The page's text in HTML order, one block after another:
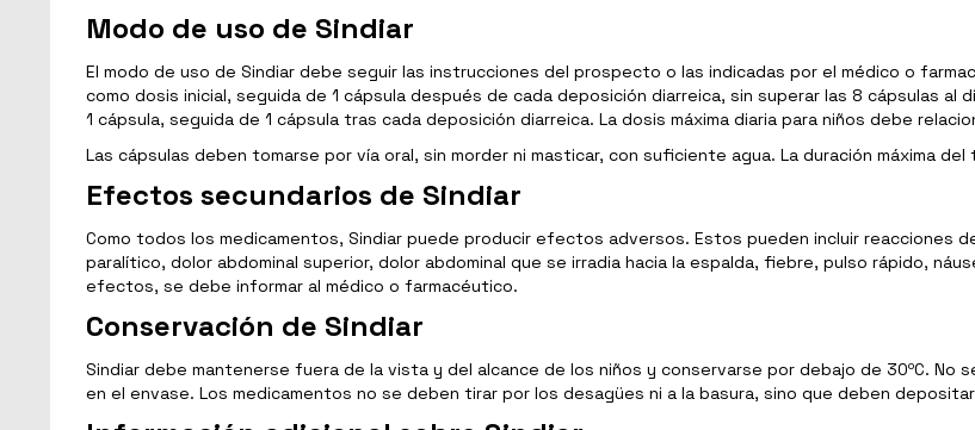
Modo de uso de Sindiar
El modo de uso de Sindiar debe seguir las instrucciones del prospecto o las indicadas por el médico o
como dosis inicial, seguida de 1 cápsula después de cada deposición diarreica, sin superar las 8 cápsulas al
1 cápsula, seguida de 1 cápsula tras cada deposición diarreica. La dosis máxima diaria para niños debe
Las cápsulas deben tomarse por vía oral, sin morder ni masticar, con suficiente agua. La duración máxima
Efectos secundarios de Sindiar
Como todos los medicamentos, Sindiar puede producir efectos adversos. Estos pueden incluir reacciones
paralítico, dolor abdominal superior, dolor abdominal que se irradia hacia la espalda, fiebre, pulso rápido,
efectos, se debe informar al médico o farmacéutico.
Conservación de Sindiar
Sindiar debe mantenerse fuera de la vista y del alcance de los niños y conservarse por debajo de 30ºC.
en el envase. Los medicamentos no se deben tirar por los desagües ni a la basura, sino que deben